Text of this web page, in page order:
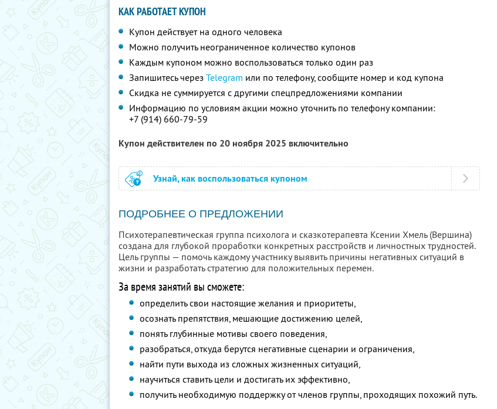
КАК РАБОТАЕТ КУПОН
Купон действует на одного человека
Можно получить неограниченное количество купонов
Каждым купоном можно воспользоваться только один раз
Запишитесь через Telegram или по телефону, сообщите номер и код купона
Скидка не суммируется с другими спецпредложениями компании
Информацию по условиям акции можно уточнить по телефону компании:
+7 (914) 660-79-59
Купон действителен по 20 ноября 2025 включительно
Узнай, как воспользоваться купоном
ПОДРОБНЕЕ О ПРЕДЛОЖЕНИИ
Психотерапевтическая группа психолога и сказкотерапевта Ксении Хмель (Вершина)
создана для глубокой проработки конкретных расстройств и личностных трудностей.
Цель группы — помочь каждому участнику выявить причины негативных ситуаций в
жизни и разработать стратегию для положительных перемен.
За время занятий вы сможете:
определить свои настоящие желания и приоритеты,
осознать препятствия, мешающие достижению целей,
понять глубинные мотивы своего поведения,
разобраться, откуда берутся негативные сценарии и ограничения,
найти пути выхода из сложных жизненных ситуаций,
научиться ставить цели и достигать их эффективно,
получить необходимую поддержку от членов группы, проходящих похожий путь.